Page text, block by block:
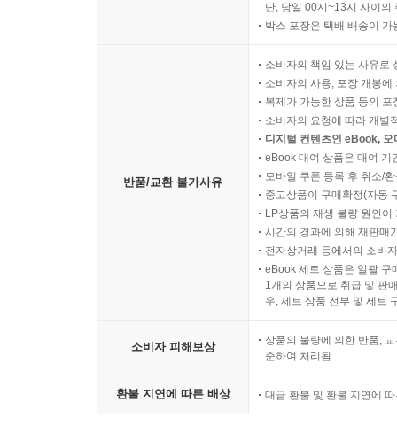
단, 당일 00시~13시 사이의
박스 포장은 택배 배송이
반품/교환 불가사유
소비자의 책임 있는 사유로
소비자의 사용, 포장 개봉
복제가 가능한 상품 등의
소비자의 요청에 따라 개별
디지털 컨텐츠인 eBook,
eBook 대여 상품은 대여 기
모바일 쿠폰 등록 후 취소/
중고상품이 구매확정(자동
LP상품의 재생 불량 원인
시간의 경과에 의해 재판매
전자상거래 등에서의 소비
eBook 세트 상품은 일괄 구
1개의 상품으로 취급 및 판
우, 세트 상품 전부 및 세트
소비자 피해보상
상품의 불량에 의한 반품,
준하여 처리됨
환불 지연에 따른 배상 대금 환불 및 환불 지연에